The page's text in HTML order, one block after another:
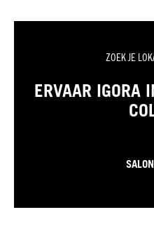
ZOEK JE
ERVAAR IGORA